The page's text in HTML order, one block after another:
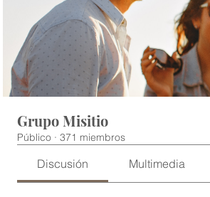
Grupo Misitio
Público · 371 miembros
Discusión Multimedia